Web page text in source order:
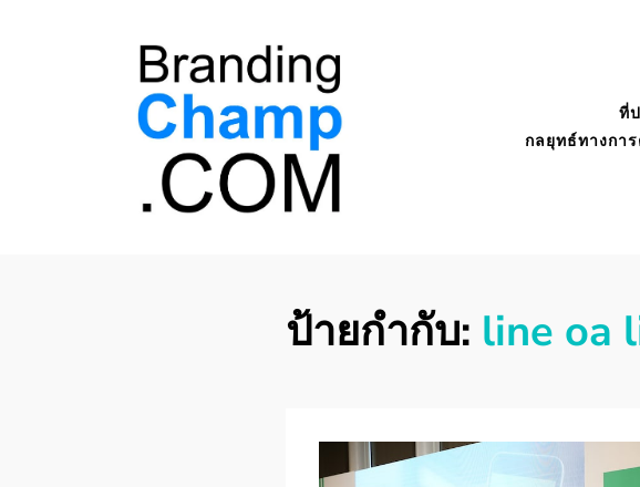
ที่
กลยุทธ์ทางกา
ป้ายกำกับ: line oa